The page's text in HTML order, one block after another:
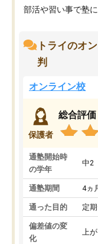
部活や習い事で塾に
トライのオ
判
オンライン校
保護者
総合評価
通塾開始時
の学年
中2
通塾期間 4ヵ
通った目的 定
偏差値の変
化
上